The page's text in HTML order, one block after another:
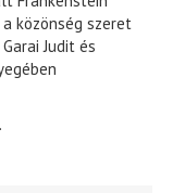
közönség szeret
Judit és